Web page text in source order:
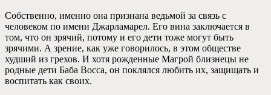
Собственно, именно она признана ведьмой за связь с
человеком по имени Джарламарел. Его вина заключается в
том, что он зрячий, потому и его дети тоже могут быть
зрячими. А зрение, как уже говорилось, в этом обществе
худший из грехов. И хотя рожденные Магрой близнецы не
родные дети Баба Восса, он поклялся любить их, защищать и
воспитать как своих.